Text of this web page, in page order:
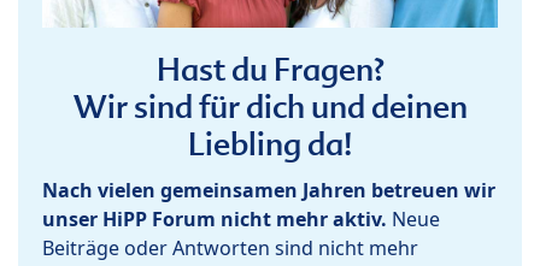
Hast du Fragen?
Wir sind für dich und deinen
Liebling da!
Nach vielen gemeinsamen Jahren betreuen wir
unser HiPP Forum nicht mehr aktiv. Neue
Beiträge oder Antworten sind nicht mehr